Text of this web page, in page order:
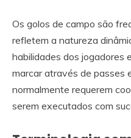
Os golos de campo são
refletem a natureza
habilidades dos jogadores
marcar através de passes
normalmente requerem
serem executados com